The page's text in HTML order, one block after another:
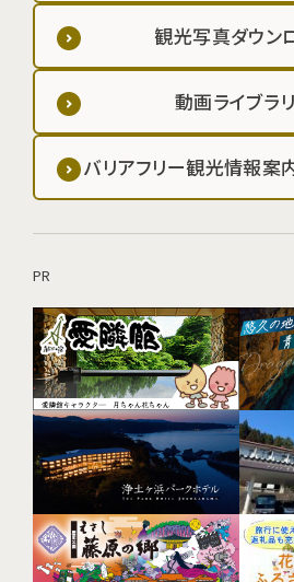
観光写真ダウン
動画ライブラ
バリアフリー観光情報案
PR